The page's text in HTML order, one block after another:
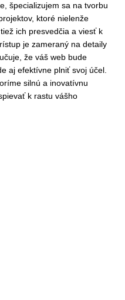
špecializujem sa na tvorbu
ktoré nielenže
ich presvedčia a viesť k
je zameraný na detaily
že váš web bude
aj efektívne plniť svoj účel.
silnú a inovatívnu
k rastu vášho